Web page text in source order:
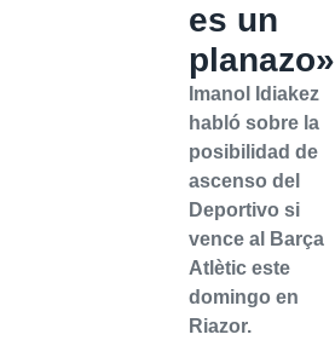
es un
planazo»
Imanol Idiakez
habló sobre la
posibilidad de
ascenso del
Deportivo si
vence al Barça
Atlètic este
domingo en
Riazor.